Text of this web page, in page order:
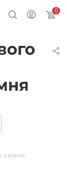
0
камня